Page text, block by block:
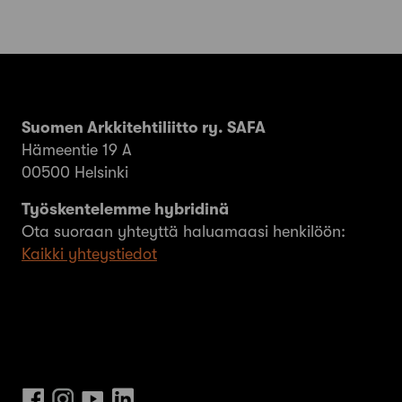
Suomen Arkkitehtiliitto ry. SAFA
Hämeentie 19 A
00500 Helsinki
Työskentelemme hybridinä
Ota suoraan yhteyttä haluamaasi henkilöön:
Kaikki yhteystiedot